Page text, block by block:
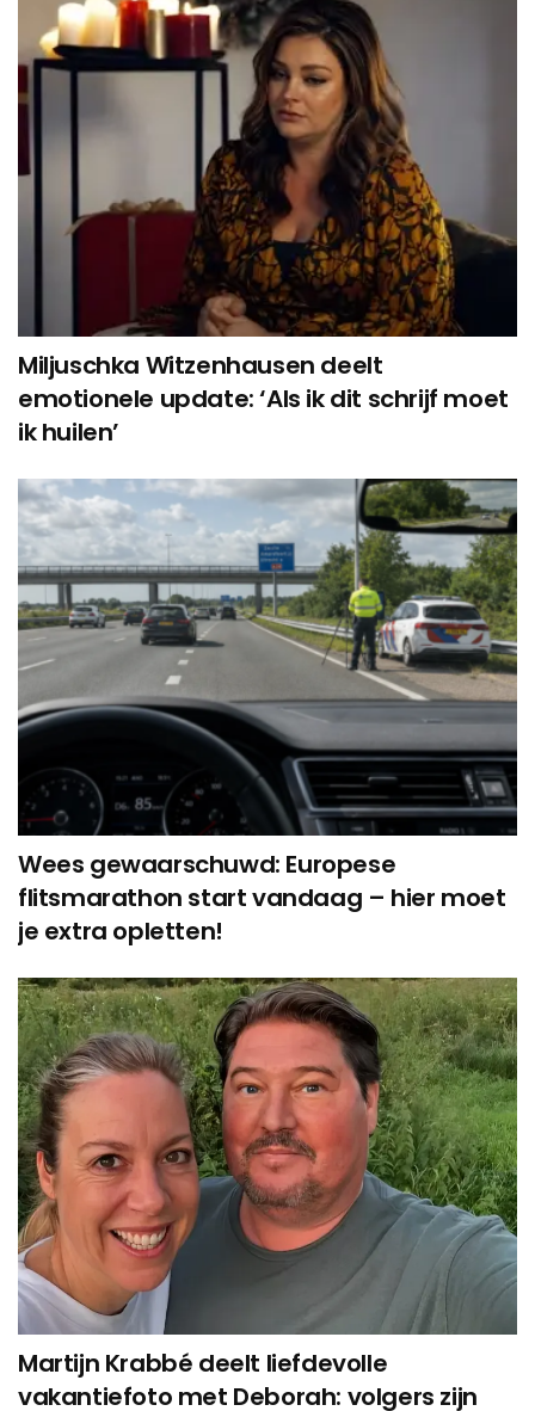
Miljuschka Witzenhausen deelt
emotionele update: ‘Als ik dit schrijf moet
ik huilen’
Wees gewaarschuwd: Europese
flitsmarathon start vandaag – hier moet
je extra opletten!
Martijn Krabbé deelt liefdevolle
vakantiefoto met Deborah: volgers zijn